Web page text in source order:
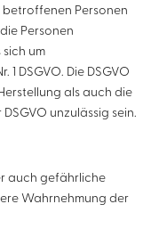
betroffenen Personen
Personen
um
DSGVO. Die DSGVO
als auch die
unzulässig sein.
auch gefährliche
Wahrnehmung der